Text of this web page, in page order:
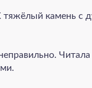
камень с